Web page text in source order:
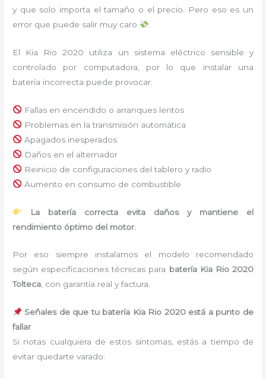
y que solo importa el tamaño o el precio. Pero eso es un
error que puede salir muy caro
El Kia Rio 2020 utiliza un sistema eléctrico sensible y
controlado por computadora, por lo que instalar una
batería incorrecta puede provocar:
Fallas en encendido o arranques lentos
Problemas en la transmisión automática
Apagados inesperados
Daños en el alternador
Reinicio de configuraciones del tablero y radio
Aumento en consumo de combustible
La batería correcta evita daños y mantiene el
rendimiento óptimo del motor.
Por eso siempre instalamos el modelo recomendado
según especificaciones técnicas para batería Kia Rio 2020
Tolteca, con garantía real y factura.
Señales de que tu batería Kia Rio 2020 está a punto de
fallar
Si notas cualquiera de estos síntomas, estás a tiempo de
evitar quedarte varado: